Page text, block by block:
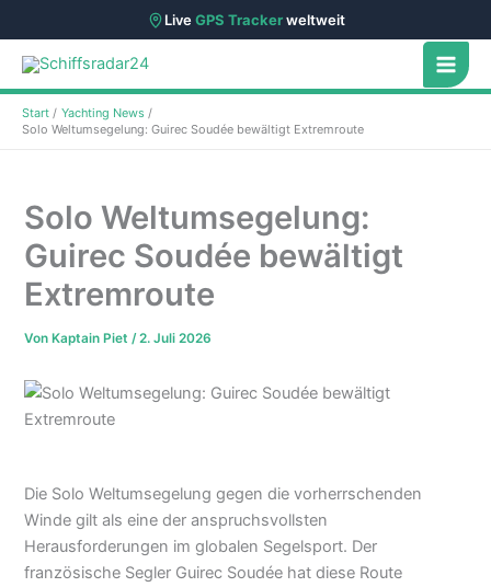
LiveGPS Trackerweltweit
Zum
Inhalt
springen
Start
Yachting News
Solo Weltumsegelung: Guirec Soudée bewältigt Extremroute
Solo Weltumsegelung:
Guirec Soudée bewältigt
Extremroute
Von Kaptain Piet/2. Juli 2026
Die Solo Weltumsegelung gegen die vorherrschenden
Winde gilt als eine der anspruchsvollsten
Herausforderungen im globalen Segelsport. Der
französische Segler Guirec Soudée hat diese Route